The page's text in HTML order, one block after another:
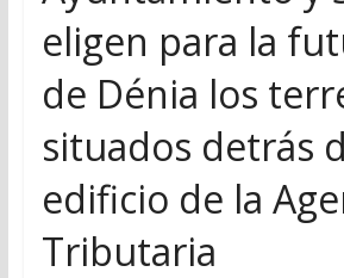
eligen para la
de Dénia los
situados detrás
edificio de la
Tributaria